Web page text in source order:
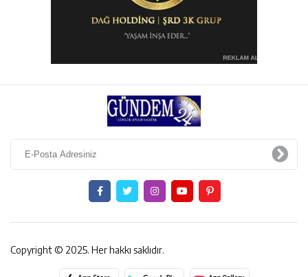
Copyright © 2025. Her hakkı saklıdır.